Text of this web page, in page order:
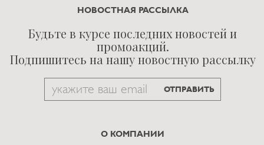
НОВОСТНАЯ РАССЫЛКА
Будьте в курсе последних новостей и
промоакций.
Подпишитесь на нашу новостную рассылку
Email
subscribe
ОТПРАВИТЬ
О КОМПАНИИ